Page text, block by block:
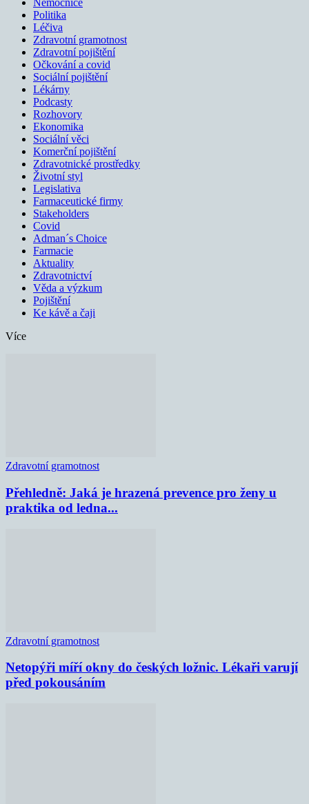
Nemocnice
Politika
Léčiva
Zdravotní gramotnost
Zdravotní pojištění
Očkování a covid
Sociální pojištění
Lékárny
Podcasty
Rozhovory
Ekonomika
Sociální věci
Komerční pojištění
Zdravotnické prostředky
Životní styl
Legislativa
Farmaceutické firmy
Stakeholders
Covid
Adman´s Choice
Farmacie
Aktuality
Zdravotnictví
Věda a výzkum
Pojištění
Ke kávě a čaji
Více
Zdravotní gramotnost
Přehledně: Jaká je hrazená prevence pro ženy u
praktika od ledna...
Zdravotní gramotnost
Netopýři míří okny do českých ložnic. Lékaři varují
před pokousáním